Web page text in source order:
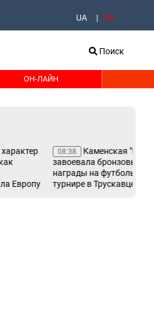
UA RU
Поиск
ОН-ЛАЙН
08:38
Каменская "Надія"
завоевала бронзовые
награды на футбольном
турнире в Трускавце